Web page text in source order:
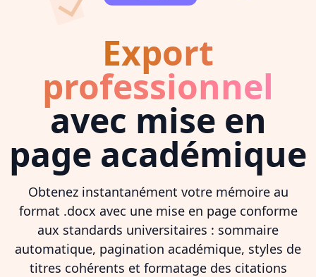
Export
professionnel
avec mise en
page académique
Obtenez instantanément votre mémoire au
format .docx avec une mise en page conforme
aux standards universitaires : sommaire
automatique, pagination académique, styles de
titres cohérents et formatage des citations